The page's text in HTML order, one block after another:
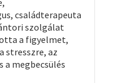
családterapeuta
szolgálat
a figyelmet,
stresszre, az
a megbecsülés